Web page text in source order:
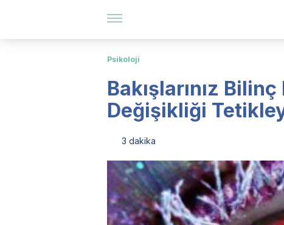
Psikoloji
Bakışlarınız
Değişikliği
3 dakika